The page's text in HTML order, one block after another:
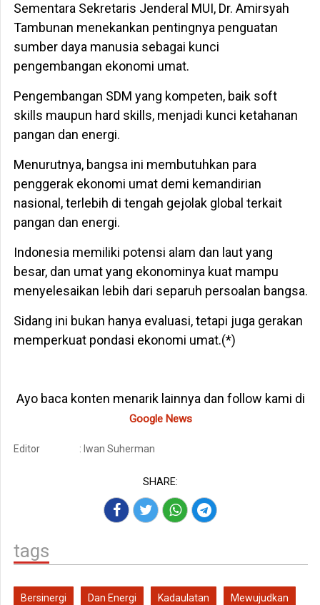
Sementara Sekretaris Jenderal MUI, Dr. Amirsyah
Tambunan menekankan pentingnya penguatan
sumber daya manusia sebagai kunci
pengembangan ekonomi umat.
Pengembangan SDM yang kompeten, baik soft
skills maupun hard skills, menjadi kunci ketahanan
pangan dan energi.
Menurutnya, bangsa ini membutuhkan para
penggerak ekonomi umat demi kemandirian
nasional, terlebih di tengah gejolak global terkait
pangan dan energi.
Indonesia memiliki potensi alam dan laut yang
besar, dan umat yang ekonominya kuat mampu
menyelesaikan lebih dari separuh persoalan bangsa.
Sidang ini bukan hanya evaluasi, tetapi juga gerakan
memperkuat pondasi ekonomi umat.(*)
Ayo baca konten menarik lainnya dan follow kami di
Google News
Editor : Iwan Suherman
SHARE:
tags
Bersinergi Dan Energi Kadaulatan Mewujudkan